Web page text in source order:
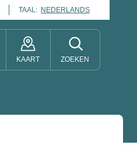
TAAL: NEDERLANDS
KAART ZOEKEN